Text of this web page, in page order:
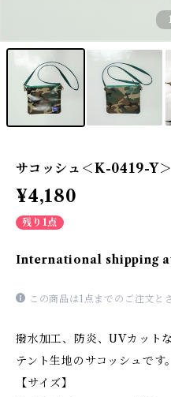
サコッシュ＜K-0419-Y＞
¥4,180
残り1点
International shipping
この商品は1点までのご注文と
撥水加工、防炎、UVカット
テント生地のサコッシュです。
【サイズ】